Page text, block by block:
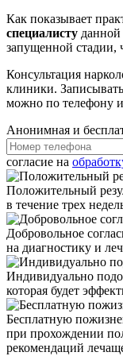
Как показывает
специалисту
запущенной стадии,
Консультация
клиники.
можно по телефону
Анонимная и
согласие на
Положительный
в течение трех
Добровольное
на диагностику и
Индивидуально
которая будет
Бесплатную
при прохождении
рекомендаций